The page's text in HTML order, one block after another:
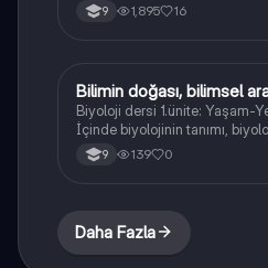
9 1,895 16
Biyoloji
Bilimin doğası, bilimsel
Biyoloji dersi 1.ünite: Yaşam-
İçinde biyolojinin tanımı,
biyolojinin tarihsel
yöntem basamakları var.
9 139 0
Daha Fazla